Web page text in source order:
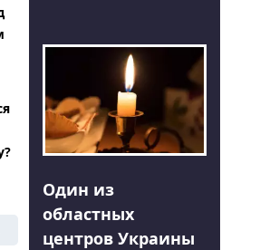
Один из
областных
центров Украины